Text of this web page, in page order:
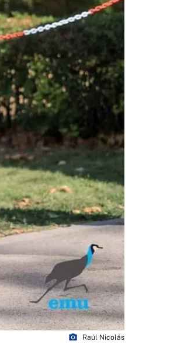
photo_camera Raúl Nicolás